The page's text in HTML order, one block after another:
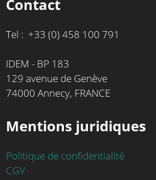
Contact
Tel : +33 (0) 458 100 791
IDEM - BP 183
129 avenue de Genève
74000 Annecy, FRANCE
Mentions juridiques
Politique de confidentialité
CGV